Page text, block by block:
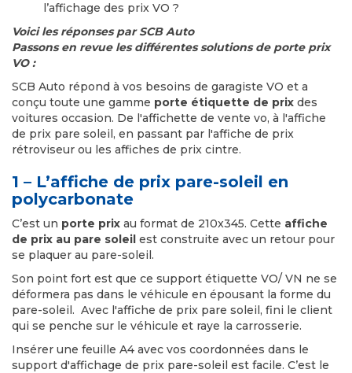
l’affichage des prix VO ?
Voici les réponses par SCB Auto
Passons en revue les différentes solutions de porte prix
VO :
SCB Auto répond à vos besoins de garagiste VO et a
conçu toute une gamme porte étiquette de prix des
voitures occasion. De l'affichette de vente vo, à l'affiche
de prix pare soleil, en passant par l'affiche de prix
rétroviseur ou les affiches de prix cintre.
1 – L’affiche de prix pare-soleil en
polycarbonate
C’est un porte prix au format de 210x345. Cette affiche
de prix au pare soleil est construite avec un retour pour
se plaquer au pare-soleil.
Son point fort est que ce support étiquette VO/ VN ne se
déformera pas dans le véhicule en épousant la forme du
pare-soleil. Avec l'affiche de prix pare soleil, fini le client
qui se penche sur le véhicule et raye la carrosserie.
Insérer une feuille A4 avec vos coordonnées dans le
support d'affichage de prix pare-soleil est facile. C’est le